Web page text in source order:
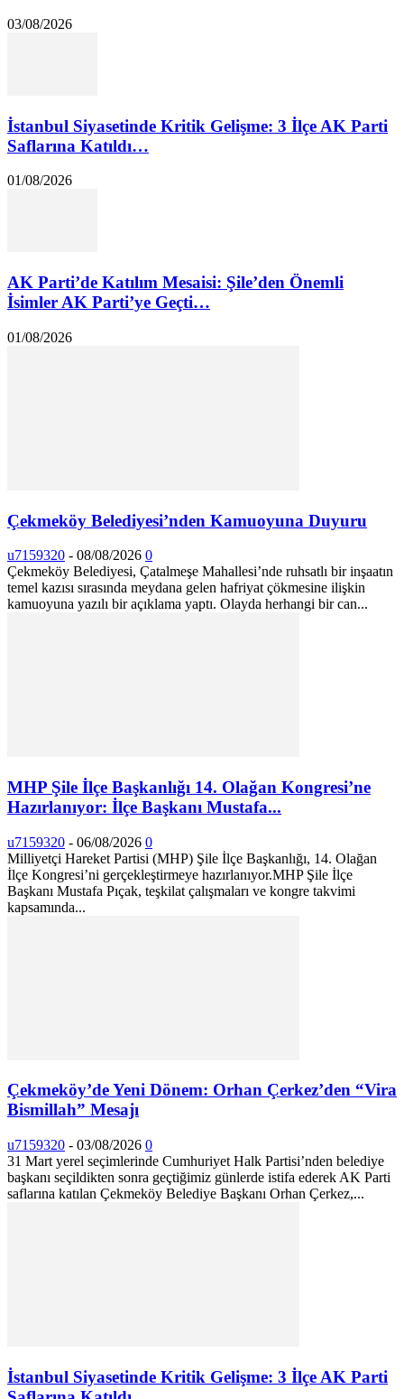
03/08/2026
İstanbul Siyasetinde Kritik Gelişme: 3 İlçe AK Parti
Saflarına Katıldı…
01/08/2026
AK Parti’de Katılım Mesaisi: Şile’den Önemli
İsimler AK Parti’ye Geçti…
01/08/2026
Çekmeköy Belediyesi’nden Kamuoyuna Duyuru
u7159320 - 08/08/2026 0
Çekmeköy Belediyesi, Çatalmeşe Mahallesi’nde ruhsatlı bir inşaatın
temel kazısı sırasında meydana gelen hafriyat çökmesine ilişkin
kamuoyuna yazılı bir açıklama yaptı. Olayda herhangi bir can...
MHP Şile İlçe Başkanlığı 14. Olağan Kongresi’ne
Hazırlanıyor: İlçe Başkanı Mustafa...
u7159320 - 06/08/2026 0
Milliyetçi Hareket Partisi (MHP) Şile İlçe Başkanlığı, 14. Olağan
İlçe Kongresi’ni gerçekleştirmeye hazırlanıyor. ​MHP Şile İlçe
Başkanı Mustafa Pıçak, teşkilat çalışmaları ve kongre takvimi
kapsamında...
Çekmeköy’de Yeni Dönem: Orhan Çerkez’den “Vira
Bismillah” Mesajı
u7159320 - 03/08/2026 0
31 Mart yerel seçimlerinde Cumhuriyet Halk Partisi’nden belediye
başkanı seçildikten sonra geçtiğimiz günlerde istifa ederek AK Parti
saflarına katılan Çekmeköy Belediye Başkanı Orhan Çerkez,...
İstanbul Siyasetinde Kritik Gelişme: 3 İlçe AK Parti